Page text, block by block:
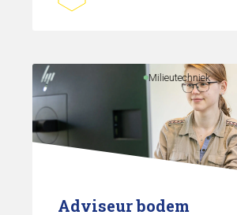
Milieutechniek
Adviseur bodem